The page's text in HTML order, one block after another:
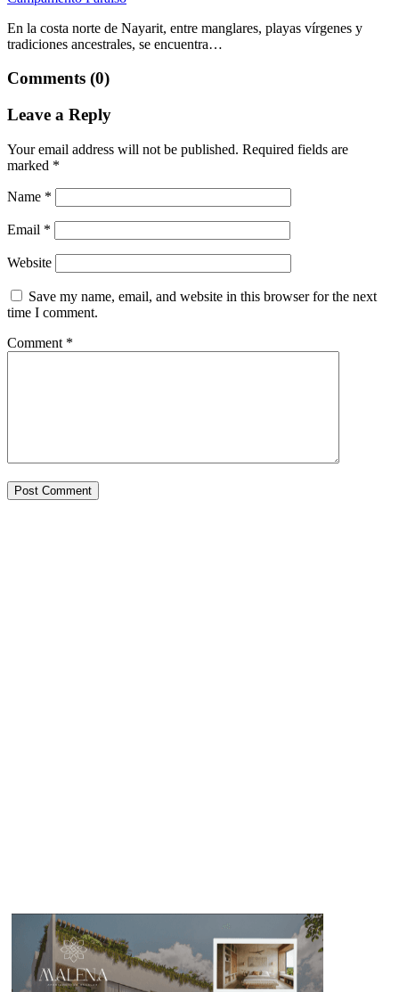
En la costa norte de Nayarit, entre manglares, playas vírgenes y
tradiciones ancestrales, se encuentra…
Comments (0)
Leave a Reply
Your email address will not be published. Required fields are
marked *
Name *
Email *
Website
Save my name, email, and website in this browser for the next
time I comment.
Comment *